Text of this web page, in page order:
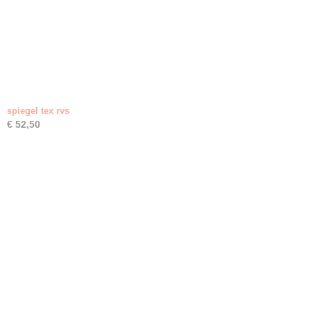
spiegel tex rvs
€ 52,50